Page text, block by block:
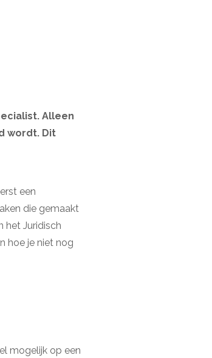
Alleen
wordt. Dit
een
die gemaakt
het Juridisch
hoe je niet nog
mogelijk op een